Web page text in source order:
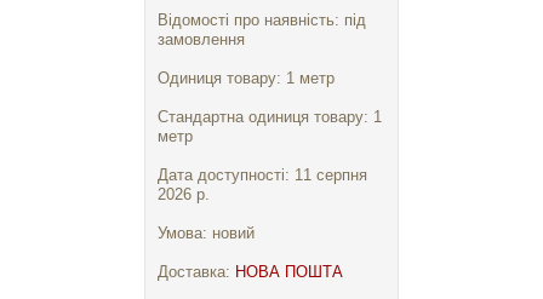
Відомості про наявність: під
замовлення
Одиниця товару: 1 метр
Стандартна одиниця товару: 1
метр
Дата доступності: 11 серпня
2026 р.
Умова: новий
Доставка: НОВА ПОШТА